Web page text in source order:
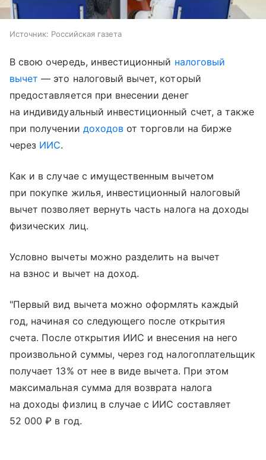
Источник: Российская газета
В свою очередь, инвестиционный налоговый
вычет — это налоговый вычет, который
предоставляется при внесении денег
на индивидуальный инвестиционный счет, а также
при получении доходов от торговли на бирже
через ИИС.
Как и в случае с имущественным вычетом
при покупке жилья, инвестиционный налоговый
вычет позволяет вернуть часть налога на доходы
физических лиц.
Условно вычеты можно разделить на вычет
на взнос и вычет на доход.
"Первый вид вычета можно оформлять каждый
год, начиная со следующего после открытия
счета. После открытия ИИС и внесения на него
произвольной суммы, через год налогоплательщик
получает 13% от нее в виде вычета. При этом
максимальная сумма для возврата налога
на доходы физлиц в случае с ИИС составляет
52 000 ₽ в год.